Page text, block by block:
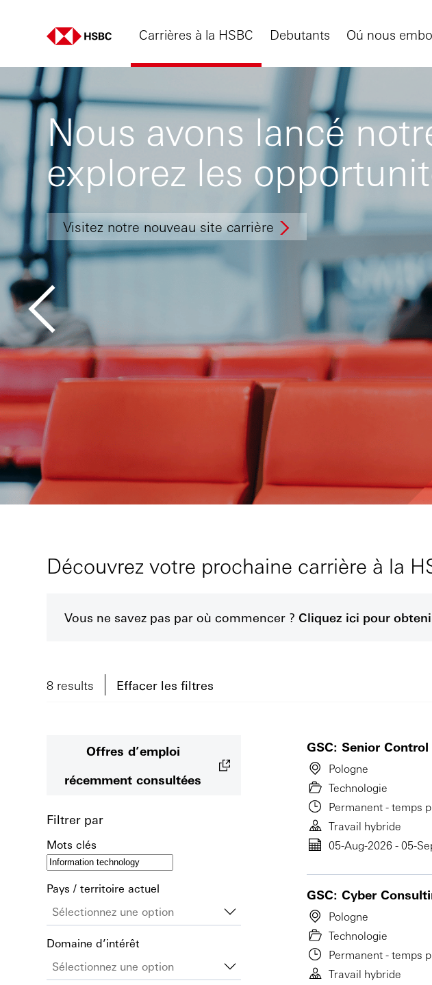
Carrières à la HSBC Debutants Oú nous
Nous avons lancé
explorez les
Visitez notre nouveau site carrière
Découvrez votre prochaine carrière à la
Vous ne savez pas par où commencer ? Cliquez ici pour
8 results Effacer les filtres
Offres d’emploi
récemment consultées
Filtrer par
Mots clés
Pays / territoire actuel
Domaine d’intérêt
GSC: Senior
Pologne
Technologie
Permanent - temps
Travail hybride
05-Aug-2026 - 05-
GSC: Cyber
Pologne
Technologie
Permanent - temps
Travail hybride